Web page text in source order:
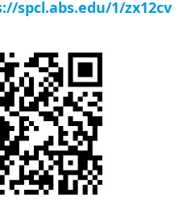
spcl.abs.edu/1/zx12cv